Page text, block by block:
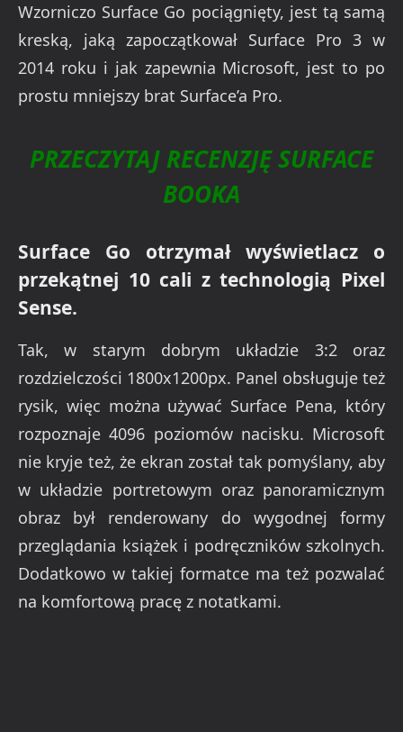
Wzorniczo Surface Go pociągnięty, jest tą samą
kreską, jaką zapoczątkował Surface Pro 3 w
2014 roku i jak zapewnia Microsoft, jest to po
prostu mniejszy brat Surface’a Pro.
PRZECZYTAJ RECENZJĘ SURFACE
BOOKA
Surface Go otrzymał wyświetlacz o
przekątnej 10 cali z technologią Pixel
Sense.
Tak, w starym dobrym układzie 3:2 oraz
rozdzielczości 1800x1200px. Panel obsługuje też
rysik, więc można używać Surface Pena, który
rozpoznaje 4096 poziomów nacisku. Microsoft
nie kryje też, że ekran został tak pomyślany, aby
w układzie portretowym oraz panoramicznym
obraz był renderowany do wygodnej formy
przeglądania książek i podręczników szkolnych.
Dodatkowo w takiej formatce ma też pozwalać
na komfortową pracę z notatkami.